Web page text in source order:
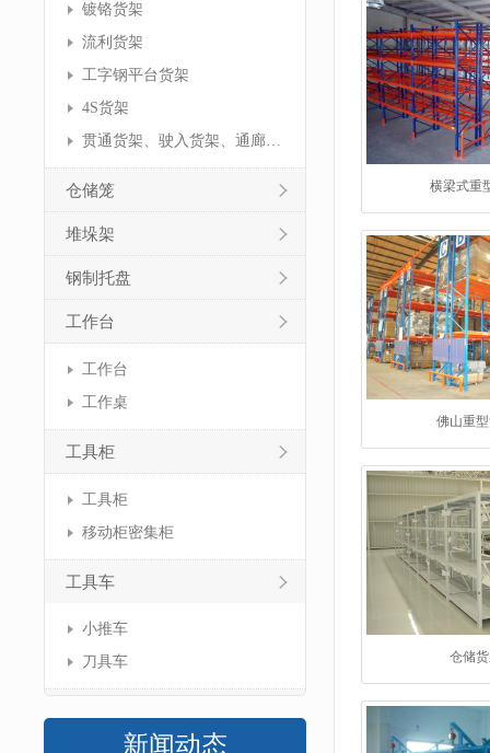
镀铬货架
流利货架
工字钢平台货架
4S货架
贯通货架、驶入货架、通廊货架
仓储笼
堆垛架
钢制托盘
工作台
工作台
工作桌
工具柜
工具柜
移动柜密集柜
工具车
小推车
刀具车
新闻动态
横梁式重
佛山重
仓储